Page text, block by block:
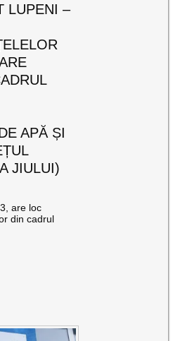
LUPENI –
APĂ ȘI
JIULUI)
are loc
din cadrul